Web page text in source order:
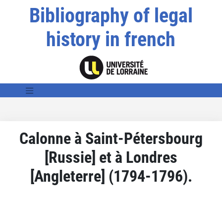
Bibliography of legal
history in french
Calonne à Saint-Pétersbourg
[Russie] et à Londres
[Angleterre] (1794-1796).